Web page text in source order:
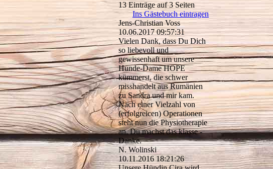
13 Einträge auf 3 Seiten
Ins Gästebuch eintragen
Jens-Christian Voss
10.06.2017 09:57:31
Vielen Dank, dass Du Dich
so liebevoll und
gewissenhaft um unsere
Hunde-Dame HOPE
kümmerst, die schwer
misshandelt aus Rumänien
zu Sandra und mir kam.
Nach einer Vielzahl von
(erfolgreicen) Operationen
steht nun die Physiotherapie
an. Du machst das klasse -
Danke.
N. Wolinski
10.11.2016 18:21:26